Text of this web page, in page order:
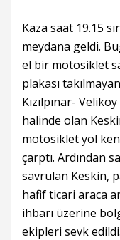
Kaza saat 19.15
meydana geldi.
el bir motosiklet
plakası
Kızılpınar-
halinde olan
motosiklet yol
çarptı. Ardından
savrulan Keskin,
hafif ticari araca
ihbarı üzerine
ekipleri sevk